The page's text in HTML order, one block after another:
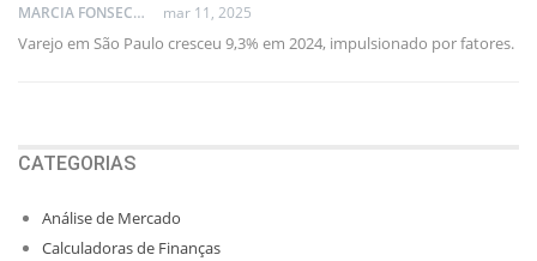
MARCIA FONSECA - FINANCIAL CONSULTANT mar 11, 2025
Varejo em São Paulo cresceu 9,3% em 2024, impulsionado por fatores.
CATEGORIAS
Análise de Mercado
Calculadoras de Finanças